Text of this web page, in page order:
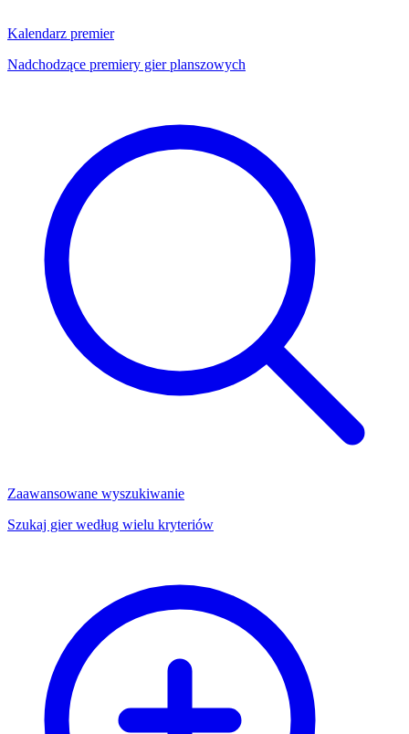
Kalendarz premier
Nadchodzące premiery gier planszowych
Zaawansowane wyszukiwanie
Szukaj gier według wielu kryteriów